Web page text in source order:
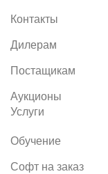
Контакты
Дилерам
Постащикам
Аукционы
Услуги
Обучение
Софт на заказ